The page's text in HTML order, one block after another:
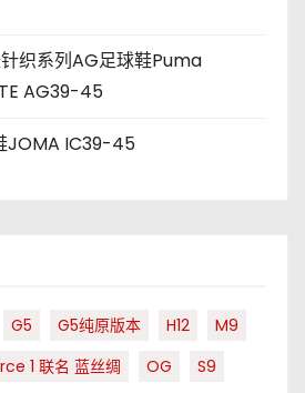
织系列AG足球鞋Puma
AG39-45
JOMA IC39-45
G5 G5纯原版本 H12
M9
1 联名 蓝丝绸 OG
S9